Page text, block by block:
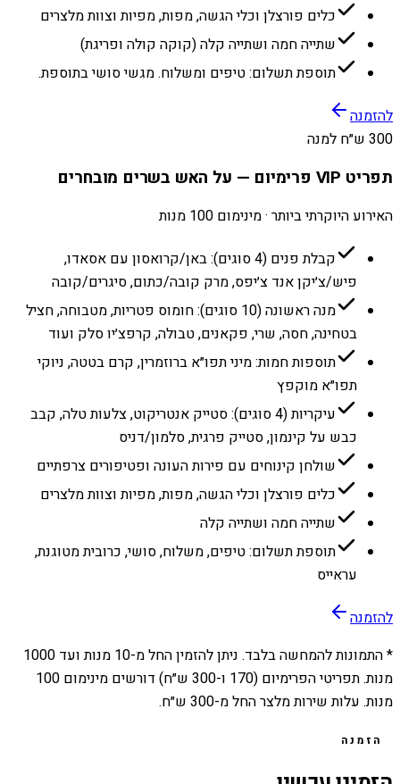
כלים פורצלן וכלי הגשה, מפות, מפיות וצוות מלצרים
שתייה חמה ושתייה קלה (קוקה קולה ופריגת)
תוספת תשלום: טיפים ומשלוח. מגשי סושי בתוספת.
להזמנה
300 ש״ח למנה
תפריט VIP פרימיום — על האש בשרים מובחרים
האירוע היוקרתי ביותר · מינימום 100 מנות
קבלת פנים (4 סוגים): באן/קרואסון עם אסאדו,
פיש/צ׳יקן אנד צ׳יפס, מרק קובה/כתום, סיגרים/קובה
מנה ראשונה (10 סוגים): חומוס פטריות, מטבוחה, חציל
בטחינה, חסה, שרי, פקאנים, טבולה, קרפצ׳יו סלק ועוד
תוספות חמות: מיני תפו״א ברוזמרין, קרם בטטה, ניוקי
תפו״א מוקפץ
עיקריות (4 סוגים): סטייק אנטריקוט, צלעות טלה, קבב
כבש על קינמון, סטייק פרגית, סלמון/דניס
שולחן קינוחים עם פירות העונה ופטיפורים צרפתיים
כלים פורצלן וכלי הגשה, מפות, מפיות וצוות מלצרים
שתייה חמה ושתייה קלה
תוספת תשלום: טיפים, משלוח, סושי, כרובית מטוגנת,
עראייס
להזמנה
* התמונות להמחשה בלבד. ניתן להזמין החל מ-10 מנות ועד 1000
מנות. תפריטי הפרימיום (170 ו-300 ש״ח) דורשים מינימום 100
מנות. עלות שירות מלצר החל מ-300 ש״ח.
הזמנה